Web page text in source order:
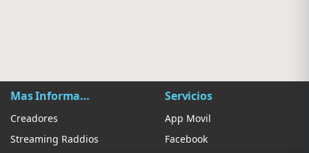
Mas Información
Creadores
Streaming Raddios
Servicios
App Movil
Facebook